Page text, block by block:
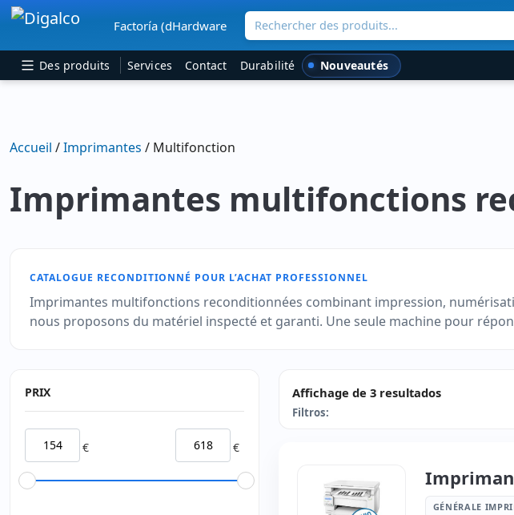
Navigation principale
Factoría (dHardware Rechercher des produits...
Des produits Services Contact Durabilité Nouveautés
Accueil /Imprimantes / Multifonction
Imprimantes multifonctions
CATALOGUE RECONDITIONNÉ POUR L’ACHAT PROFESSIONNEL
Imprimantes multifonctions reconditionnées combinant impression,
nous proposons du matériel inspecté et garanti. Une seule machine pour
PRIX
€ €
Affichage de 3 resultados
Filtros:
GÉNÉRALE